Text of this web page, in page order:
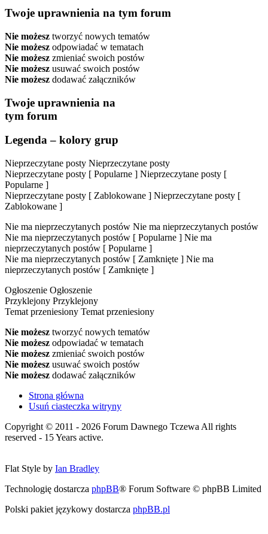
Twoje uprawnienia na tym forum
Nie możesz tworzyć nowych tematów
Nie możesz odpowiadać w tematach
Nie możesz zmieniać swoich postów
Nie możesz usuwać swoich postów
Nie możesz dodawać załączników
Twoje uprawnienia na
tym forum
Legenda – kolory grup
Nieprzeczytane posty Nieprzeczytane posty
Nieprzeczytane posty [ Popularne ] Nieprzeczytane posty [
Popularne ]
Nieprzeczytane posty [ Zablokowane ] Nieprzeczytane posty [
Zablokowane ]
Nie ma nieprzeczytanych postów Nie ma nieprzeczytanych postów
Nie ma nieprzeczytanych postów [ Popularne ] Nie ma
nieprzeczytanych postów [ Popularne ]
Nie ma nieprzeczytanych postów [ Zamknięte ] Nie ma
nieprzeczytanych postów [ Zamknięte ]
Ogłoszenie Ogłoszenie
Przyklejony Przyklejony
Temat przeniesiony Temat przeniesiony
Nie możesz tworzyć nowych tematów
Nie możesz odpowiadać w tematach
Nie możesz zmieniać swoich postów
Nie możesz usuwać swoich postów
Nie możesz dodawać załączników
Strona główna
Usuń ciasteczka witryny
Copyright © 2011 - 2026 Forum Dawnego Tczewa All rights
reserved - 15 Years active.
Flat Style by Ian Bradley
Technologię dostarcza phpBB® Forum Software © phpBB Limited
Polski pakiet językowy dostarcza phpBB.pl